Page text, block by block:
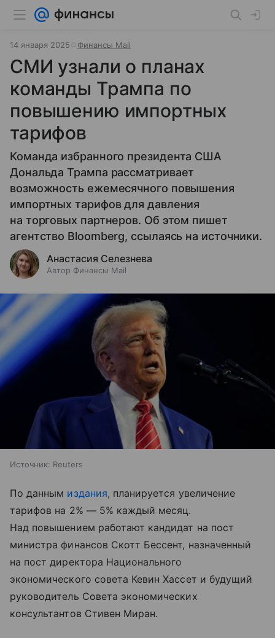
14 января 2025 Финансы Mail
СМИ узнали о планах
команды Трампа по
повышению импортных
тарифов
Команда избранного президента США
Дональда Трампа рассматривает
возможность ежемесячного повышения
импортных тарифов для давления
на торговых партнеров. Об этом пишет
агентство Bloomberg, ссылаясь на источники.
Анастасия Селезнева
Автор Финансы Mail
Источник: Reuters
По данным издания, планируется увеличение
тарифов на 2% — 5% каждый месяц.
Над повышением работают кандидат на пост
министра финансов Скотт Бессент, назначенный
на пост директора Национального
экономического совета Кевин Хассет и будущий
руководитель Совета экономических
консультантов Стивен Миран.